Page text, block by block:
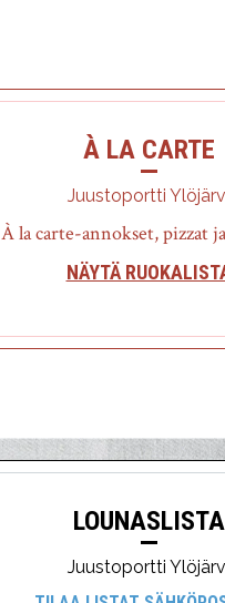
À LA CARTE
Juustoportti
À la carte-annokset, pizzat
NÄYTÄ
LOUNASLISTA
Juustoportti